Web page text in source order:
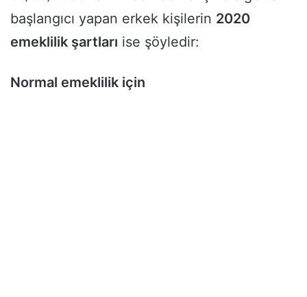
başlangıcı yapan erkek kişilerin 2020
emeklilik şartları ise şöyledir:
Normal emeklilik için